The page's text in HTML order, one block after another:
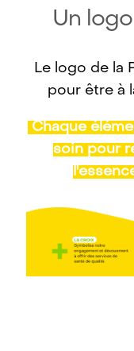
Un
Le logo de la
pour être à
Chaque
soin pour